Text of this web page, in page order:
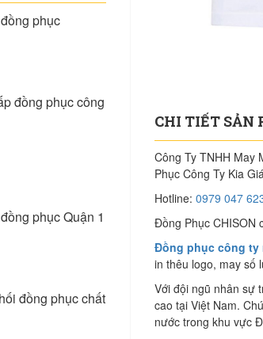
phục
đồng phục công
phục Quận 1
đồng phục chất
CHI TIẾT SẢN
Công Ty TNHH May
Phục Công Ty Kia
Hotline: 0979 047
Đồng Phục CHISON
Đồng phục công ty
in thêu logo, may số
Với đội ngũ nhân sự
cao tại Việt Nam.
nước trong khu vực